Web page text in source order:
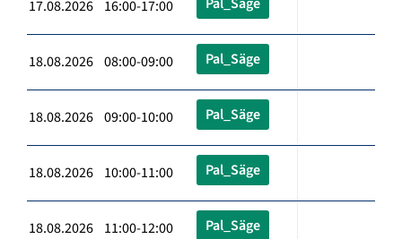
17.08.2026 16:00-17:00
18.08.2026 08:00-09:00 Pal_Säge
18.08.2026 09:00-10:00 Pal_Säge
18.08.2026 10:00-11:00 Pal_Säge
18.08.2026 11:00-12:00 Pal_Säge